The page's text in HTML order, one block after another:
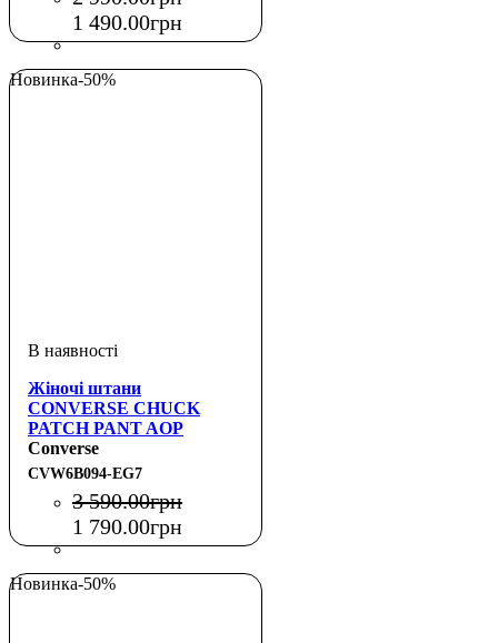
1 490.00грн
Новинка-50%
Жіночі штани
CONVERSE CHUCK
PATCH PANT AOP
Converse
CVW6B094-EG7
3 590.00грн
1 790.00грн
Новинка-50%